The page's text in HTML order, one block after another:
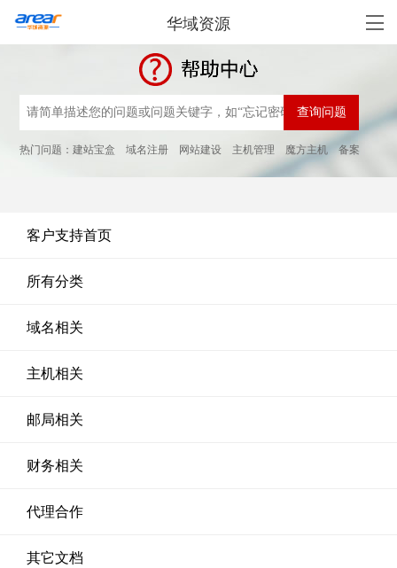
华域资源
热门问题：建站宝盒 域名注册 网站建设 主机管理 魔方主机 备案
客户支持首页
所有分类
域名相关
主机相关
邮局相关
财务相关
代理合作
其它文档